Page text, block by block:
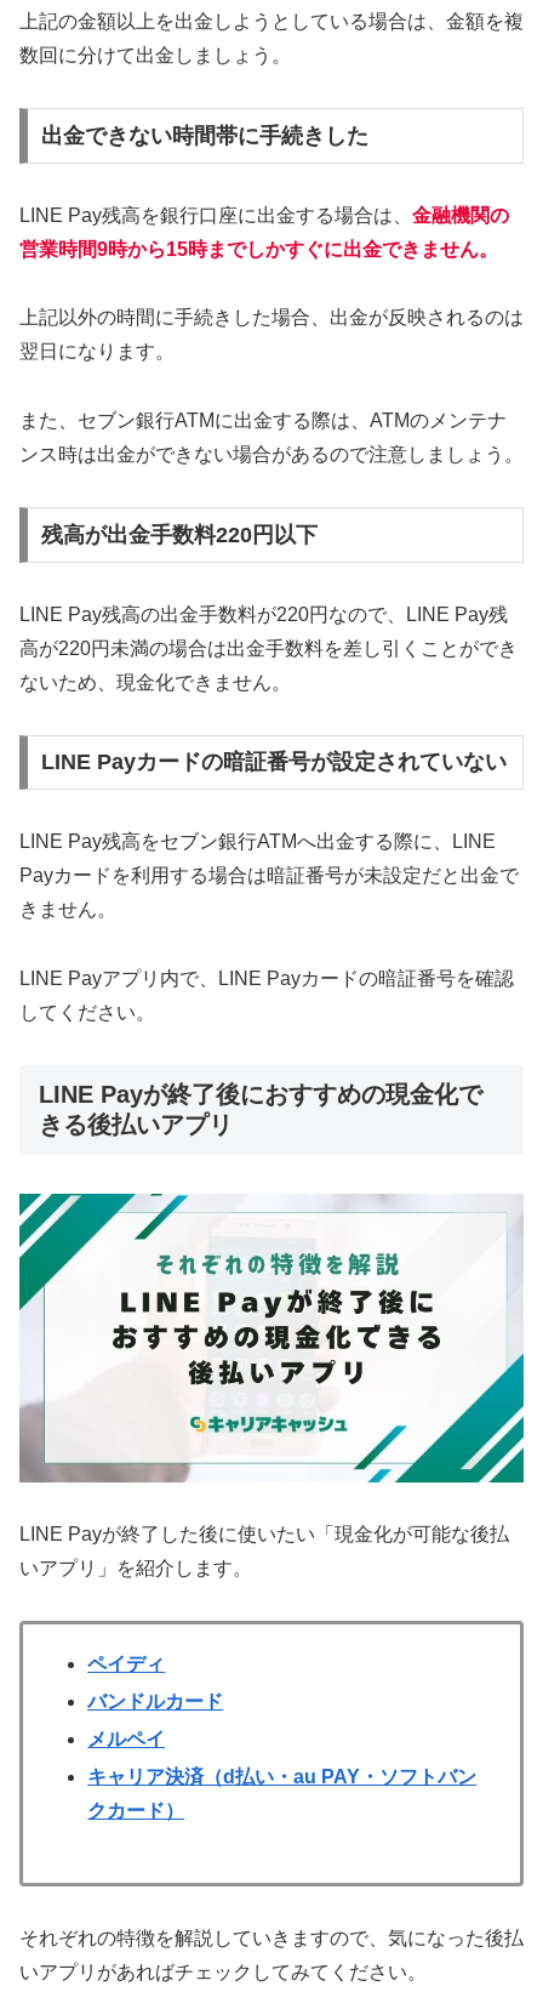
上記の金額以上を出金しようとしている場合は、金額を複
数回に分けて出金しましょう。
出金できない時間帯に手続きした
LINE Pay残高を銀行口座に出金する場合は、 金融機関の
営業時間9時から15時までしかすぐに出金できません。
上記以外の時間に手続きした場合、出金が反映されるのは
翌日になります。
また、セブン銀行ATMに出金する際は、ATMのメンテナ
ンス時は出金ができない場合があるので注意しましょう。
残高が出金手数料220円以下
LINE Pay残高の出金手数料が220円なので、LINE Pay残
高が220円未満の場合は出金手数料を差し引くことができ
ないため、現金化できません。
LINE Payカードの暗証番号が設定されていない
LINE Pay残高をセブン銀行ATMへ出金する際に、LINE
Payカードを利用する場合は暗証番号が未設定だと出金で
きません。
LINE Payアプリ内で、LINE Payカードの暗証番号を確認
してください。
LINE Payが終了後におすすめの現金化で
きる後払いアプリ
LINE Payが終了した後に使いたい「現金化が可能な後払
いアプリ」を紹介します。
ペイディ
バンドルカード
メルペイ
キャリア決済（d払い・au PAY・ソフトバン
クカード）
それぞれの特徴を解説していきますので、気になった後払
いアプリがあればチェックしてみてください。